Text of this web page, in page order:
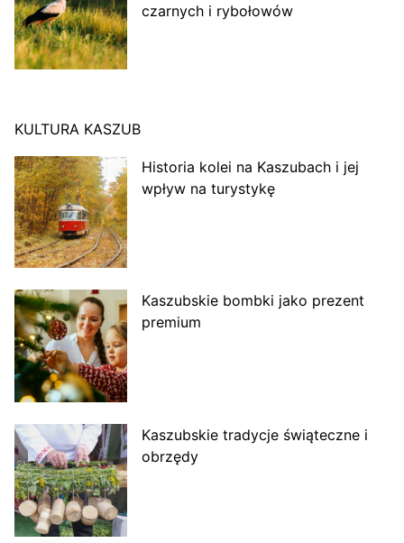
czarnych i rybołowów
KULTURA KASZUB
Historia kolei na Kaszubach i jej
wpływ na turystykę
Kaszubskie bombki jako prezent
premium
Kaszubskie tradycje świąteczne i
obrzędy